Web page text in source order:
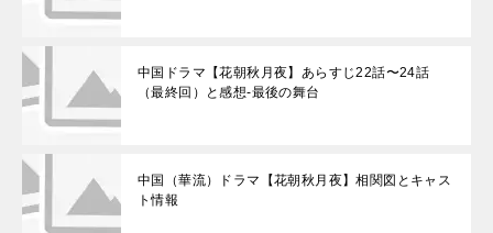
中国ドラマ【花朝秋月夜】あらすじ22話〜24話
（最終回）と感想-最後の舞台
中国（華流）ドラマ【花朝秋月夜】相関図とキャス
ト情報